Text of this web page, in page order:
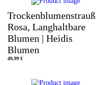
Trockenblumenstrauß
Rosa, Langhaltbare
Blumen | Heidis
Blumen
49,99 €